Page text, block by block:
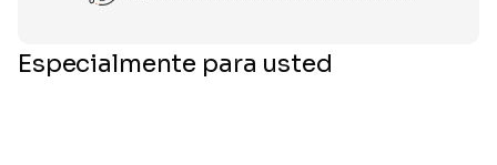
Especialmente para usted